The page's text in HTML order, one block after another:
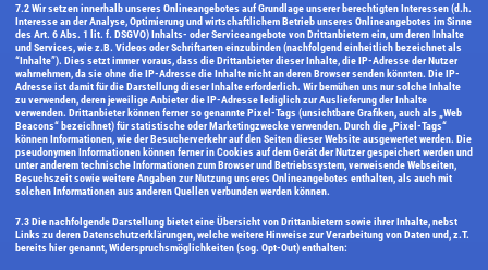
7.2 Wir setzen innerhalb unseres Onlineangebotes auf Grundlage unserer berechtigten Interessen (d.h.
Interesse an der Analyse, Optimierung und wirtschaftlichem Betrieb unseres Onlineangebotes im Sinne
des Art. 6 Abs. 1 lit. f. DSGVO) Inhalts- oder Serviceangebote von Drittanbietern ein, um deren Inhalte
und Services, wie z.B. Videos oder Schriftarten einzubinden (nachfolgend einheitlich bezeichnet als
“Inhalte”). Dies setzt immer voraus, dass die Drittanbieter dieser Inhalte, die IP-Adresse der Nutzer
wahrnehmen, da sie ohne die IP-Adresse die Inhalte nicht an deren Browser senden könnten. Die IP-
Adresse ist damit für die Darstellung dieser Inhalte erforderlich. Wir bemühen uns nur solche Inhalte
zu verwenden, deren jeweilige Anbieter die IP-Adresse lediglich zur Auslieferung der Inhalte
verwenden. Drittanbieter können ferner so genannte Pixel-Tags (unsichtbare Grafiken, auch als „Web
Beacons“ bezeichnet) für statistische oder Marketingzwecke verwenden. Durch die „Pixel-Tags“
können Informationen, wie der Besucherverkehr auf den Seiten dieser Website ausgewertet werden. Die
pseudonymen Informationen können ferner in Cookies auf dem Gerät der Nutzer gespeichert werden und
unter anderem technische Informationen zum Browser und Betriebssystem, verweisende Webseiten,
Besuchszeit sowie weitere Angaben zur Nutzung unseres Onlineangebotes enthalten, als auch mit
solchen Informationen aus anderen Quellen verbunden werden können.
7.3 Die nachfolgende Darstellung bietet eine Übersicht von Drittanbietern sowie ihrer Inhalte, nebst
Links zu deren Datenschutzerklärungen, welche weitere Hinweise zur Verarbeitung von Daten und, z.T.
bereits hier genannt, Widerspruchsmöglichkeiten (sog. Opt-Out) enthalten: